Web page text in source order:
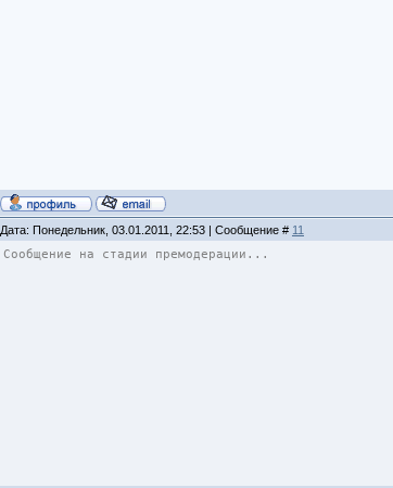
Дата: Понедельник, 03.01.2011, 22:53 | Сообщение # 11
Сообщение на стадии премодерации...